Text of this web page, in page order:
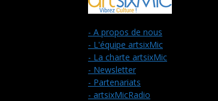
- A propos de nous
- L'équipe artsixMic
- La charte artsixMic
- Newsletter
- Partenariats
- artsixMicRadio